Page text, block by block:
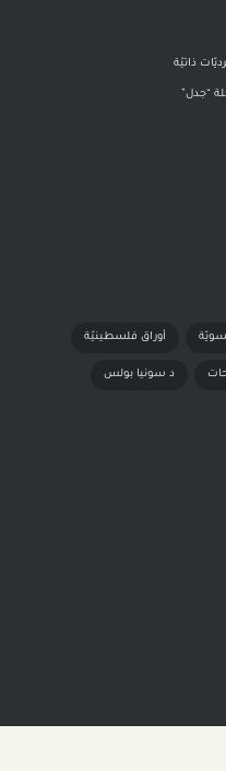
ذاتيّة
“جدل”
أوراق فلسطينيّة
د سونيا بولس